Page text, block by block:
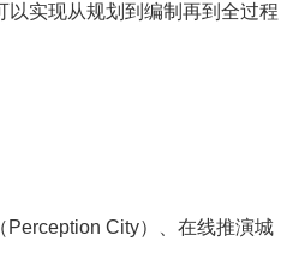
实现从规划到编制再到全过程
City）、在线推演城